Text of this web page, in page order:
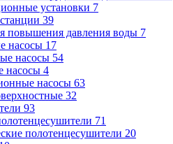
установки 7
39
повышения давления воды 7
насосы 17
насосы 54
насосы 4
насосы 63
32
93
71
полотенцесушители 20